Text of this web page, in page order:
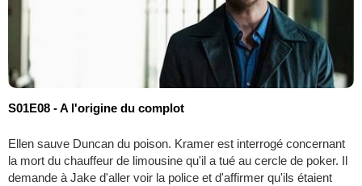
S01E08 - A l'origine du complot
Ellen sauve Duncan du poison. Kramer est interrogé concernant
la mort du chauffeur de limousine qu'il a tué au cercle de poker. Il
demande à Jake d'aller voir la police et d'affirmer qu'ils étaient